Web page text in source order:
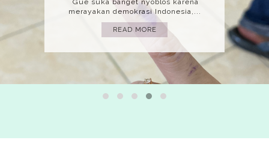
(Bahasa yang gue gunakan adalah
bahasa implisit jadi mohon harap kita...
READ MORE